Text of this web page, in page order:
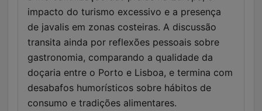
impacto do turismo excessivo e a presença
de javalis em zonas costeiras. A discussão
transita ainda por reflexões pessoais sobre
gastronomia, comparando a qualidade da
doçaria entre o Porto e Lisboa, e termina com
desabafos humorísticos sobre hábitos de
consumo e tradições alimentares.